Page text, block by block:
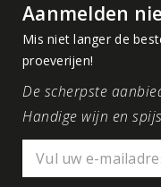
Aanmelden
Mis niet langer de
proeverijen!
De scherpste
Handige wijn en